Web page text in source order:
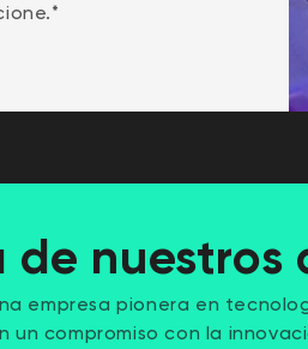
de nuestros
empresa pionera en
un compromiso con la